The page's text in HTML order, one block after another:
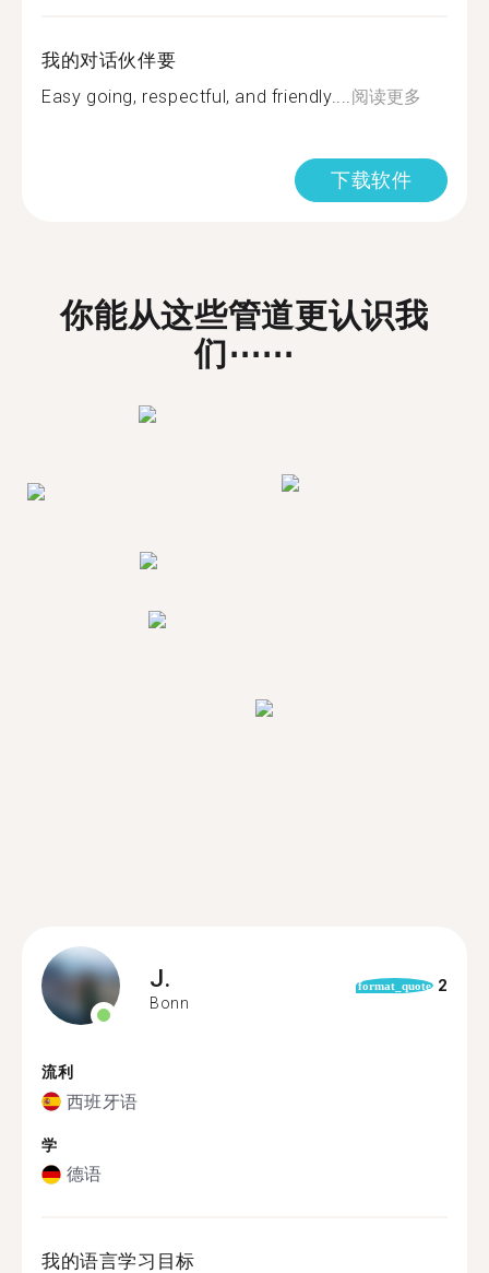
我的对话伙伴要
Easy going, respectful, and friendly....阅读更多
下载软件
你能从这些管道更认识我
们⋯⋯
J.
Bonn
format_quote 2
流利
西班牙语
学
德语
我的语言学习目标